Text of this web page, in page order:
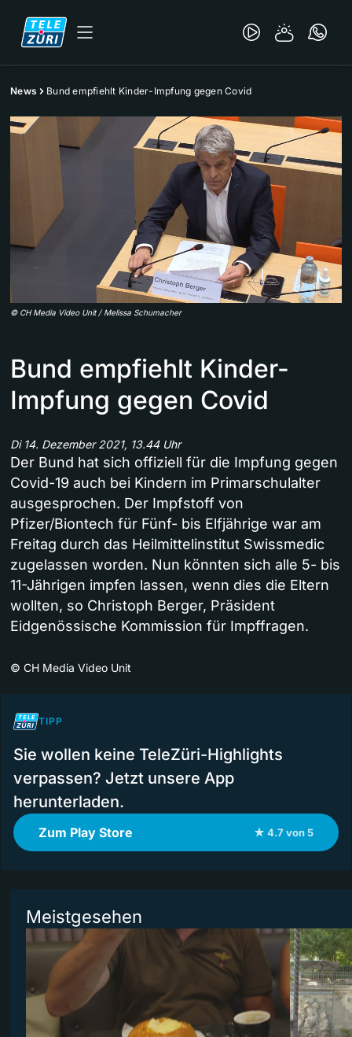
News Bund empfiehlt Kinder-Impfung gegen Covid
© CH Media Video Unit / Melissa Schumacher
Bund empfiehlt Kinder-
Impfung gegen Covid
Di 14. Dezember 2021, 13.44 Uhr
Der Bund hat sich offiziell für die Impfung gegen
Covid-19 auch bei Kindern im Primarschulalter
ausgesprochen. Der Impfstoff von
Pfizer/Biontech für Fünf- bis Elfjährige war am
Freitag durch das Heilmittelinstitut Swissmedic
zugelassen worden. Nun könnten sich alle 5- bis
11-Jährigen impfen lassen, wenn dies die Eltern
wollten, so Christoph Berger, Präsident
Eidgenössische Kommission für Impffragen.
© CH Media Video Unit
TIPP
Sie wollen keine TeleZüri-Highlights
verpassen? Jetzt unsere App
herunterladen.
Zum Play Store ★ 4.7 von 5
Meistgesehen